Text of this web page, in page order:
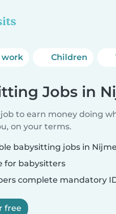
work Children
Jobs in
to earn money doing
on your terms.
babysitting jobs in
for babysitters
complete mandatory
free